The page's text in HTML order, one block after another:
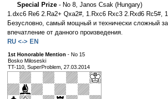
Special Prize - No 8, Janos Csak (Hungary)
1.dxc6 Re6 2.Ra2+ Qxa2#, 1.Rxc6 Rxc3 2.Rxd6
Безусловно, самый мощный и технически сложный
впечатление от данного произведения.
RU <-> EN
1st Honorable Mention - No 15
Bosko Miloseski
TT-110, SuperProblem, 27.03.2014